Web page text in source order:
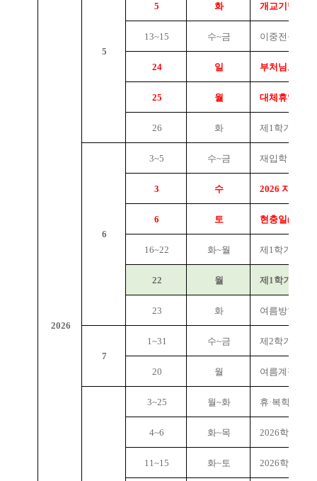
2026
5
5 화 개교기념일,
13~15 수~금 이중전공 신
24 일 부처님오신
25 월 대체휴일
26 화 제1학기 3/4
6
3~5 수~금 재입학 신청
3 수 2026 지방선
6 토 현충일(공휴
16~22 화~월 제1학기 기말
22 월 제1학기 종강
23 화 여름방학 시
7
1~31 수~금 제2학기 미래
20 월 여름계절수업
3~25 월~화 휴·복학 신청
4~6 화~목 2026학년도
11~15 화~토 2026학년도